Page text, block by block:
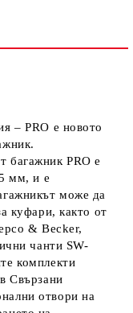
ден.
– PRO е новото
багажник PRO е
мм, и е
може да
куфари, както от
& Becker,
чанти SW-
комплекти
Свързани
отвори на